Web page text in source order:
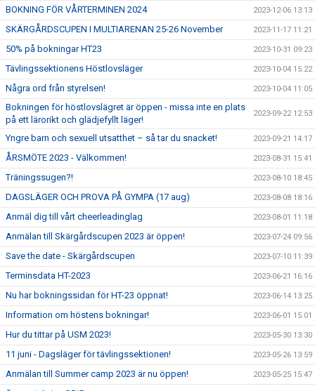
BOKNING FÖR VÅRTERMINEN 2024 2023-12-06 13:13
SKÄRGÅRDSCUPEN I MULTIARENAN 25-26 November 2023-11-17 11:21
50% på bokningar HT23 2023-10-31 09:23
Tävlingssektionens Höstlovsläger 2023-10-04 15:22
Några ord från styrelsen! 2023-10-04 11:05
Bokningen för höstlovslägret är öppen - missa inte en plats
på ett lärorikt och glädjefyllt läger!
2023-09-22 12:53
Yngre barn och sexuell utsatthet – så tar du snacket! 2023-09-21 14:17
ÅRSMÖTE 2023 - Välkommen! 2023-08-31 15:41
Träningssugen?! 2023-08-10 18:45
DAGSLÄGER OCH PROVA PÅ GYMPA (17 aug) 2023-08-08 18:16
Anmäl dig till vårt cheerleadinglag 2023-08-01 11:18
Anmälan till Skärgårdscupen 2023 är öppen! 2023-07-24 09:56
Save the date - Skärgårdscupen 2023-07-10 11:39
Terminsdata HT-2023 2023-06-21 16:16
Nu har bokningssidan för HT-23 öppnat! 2023-06-14 13:25
Information om höstens bokningar! 2023-06-01 15:01
Hur du tittar på USM 2023! 2023-05-30 13:30
11 juni - Dagsläger för tävlingssektionen! 2023-05-26 13:59
Anmälan till Summer camp 2023 är nu öppen! 2023-05-25 15:47